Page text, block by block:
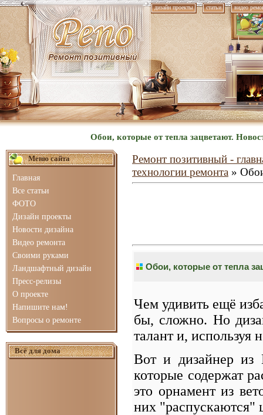
дизайн проекты статьи видео
Обои, которые от тепла зацветают.
Меню сайта
Главная
Все статьи
ФОТО
Дизайн проекты
Новости дизайна
Видео ремонта
Своими руками
Ландшафтный дизайн
Пресс-релизы
О проекте
Напишите нам!
Вопросы о ремонте
Всё для дома
Ремонт позитивный -
технологии ремонта »
Обои, которые от тепла
Чем удивить ещё
бы, сложно. Но
талант и, используя
Вот и дизайнер из
которые содержат
это орнамент из
них "распускаются"